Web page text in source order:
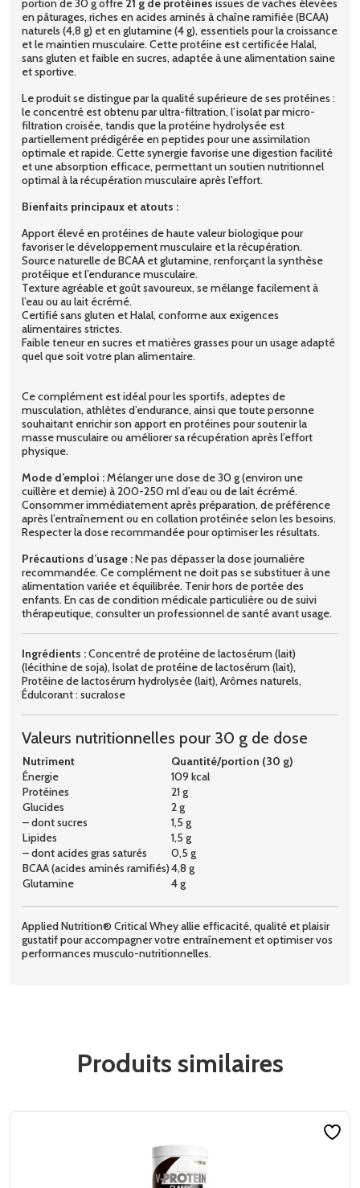
en pâturages, riches en acides aminés à chaîne ramifiée (BCAA)
naturels (4,8 g) et en glutamine (4 g), essentiels pour la croissance
et le maintien musculaire. Cette protéine est certificée Halal,
sans gluten et faible en sucres, adaptée à une alimentation saine
et sportive.
Le produit se distingue par la qualité supérieure de ses protéines :
le concentré est obtenu par ultra-filtration, l’isolat par micro-
filtration croisée, tandis que la protéine hydrolysée est
partiellement prédigérée en peptides pour une assimilation
optimale et rapide. Cette synergie favorise une digestion facilité
et une absorption efficace, permettant un soutien nutritionnel
optimal à la récupération musculaire après l’effort.
Bienfaits principaux et atouts :
Apport élevé en protéines de haute valeur biologique pour
favoriser le développement musculaire et la récupération.
Source naturelle de BCAA et glutamine, renforçant la synthèse
protéique et l’endurance musculaire.
Texture agréable et goût savoureux, se mélange facilement à
l’eau ou au lait écrémé.
Certifié sans gluten et Halal, conforme aux exigences
alimentaires strictes.
Faible teneur en sucres et matières grasses pour un usage adapté
quel que soit votre plan alimentaire.
Ce complément est idéal pour les sportifs, adeptes de
musculation, athlètes d’endurance, ainsi que toute personne
souhaitant enrichir son apport en protéines pour soutenir la
masse musculaire ou améliorer sa récupération après l’effort
physique.
Mode d’emploi :Mélanger une dose de 30 g (environ une
cuillère et demie) à 200-250 ml d’eau ou de lait écrémé.
Consommer immédiatement après préparation, de préférence
après l’entraînement ou en collation protéinée selon les besoins.
Respecter la dose recommandée pour optimiser les résultats.
Précautions d’usage :Ne pas dépasser la dose journalière
recommandée. Ce complément ne doit pas se substituer à une
alimentation variée et équilibrée. Tenir hors de portée des
enfants. En cas de condition médicale particulière ou de suivi
thérapeutique, consulter un professionnel de santé avant usage.
Ingrédients :Concentré de protéine de lactosérum (lait)
(lécithine de soja), Isolat de protéine de lactosérum (lait),
Protéine de lactosérum hydrolysée (lait), Arômes naturels,
Édulcorant : sucralose
Valeurs nutritionnelles pour 30 g de dose
Nutriment
Quantité/portion (30 g)
Énergie
109 kcal
Protéines
21 g
Glucides
2 g
– dont sucres
1,5 g
Lipides
1,5 g
– dont acides gras saturés
0,5 g
BCAA (acides aminés ramifiés)4,8 g
Glutamine
4 g
Applied Nutrition® Critical Whey allie efficacité, qualité et plaisir
gustatif pour accompagner votre entraînement et optimiser vos
performances musculo-nutritionnelles.
Produits similaires